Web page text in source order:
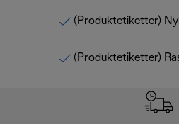
(Produktetiketter)
(Produktetiketter)